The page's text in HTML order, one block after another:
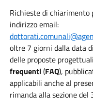
Richieste di chiarimento
indirizzo email:
oltre 7 giorni dalla data
delle proposte
frequenti(FAQ),
applicabili anche al
rimanda alla sezione del